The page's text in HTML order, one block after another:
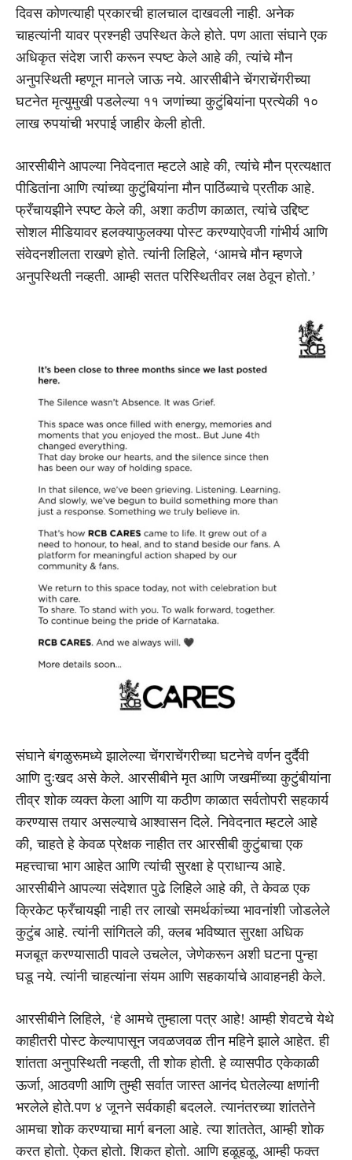
दिवस कोणत्याही प्रकारची हालचाल दाखवली नाही. अनेक
चाहत्यांनी यावर प्रश्नही उपस्थित केले होते. पण आता संघाने एक
अधिकृत संदेश जारी करून स्पष्ट केले आहे की, त्यांचे मौन
अनुपस्थिती म्हणून मानले जाऊ नये. आरसीबीने चेंगराचेंगरीच्या
घटनेत मृत्युमुखी पडलेल्या ११ जणांच्या कुटुंबियांना प्रत्येकी १०
लाख रुपयांची भरपाई जाहीर केली होती.
आरसीबीने आपल्या निवेदनात म्हटले आहे की, त्यांचे मौन प्रत्यक्षात
पीडितांना आणि त्यांच्या कुटुंबियांना मौन पाठिंब्याचे प्रतीक आहे.
फ्रँचायझीने स्पष्ट केले की, अशा कठीण काळात, त्यांचे उद्दिष्ट
सोशल मीडियावर हलक्याफुलक्या पोस्ट करण्याऐवजी गांभीर्य आणि
संवेदनशीलता राखणे होते. त्यांनी लिहिले, ‘आमचे मौन म्हणजे
अनुपस्थिती नव्हती. आम्ही सतत परिस्थितीवर लक्ष ठेवून होतो.’
संघाने बंगळुरूमध्ये झालेल्या चेंगराचेंगरीच्या घटनेचे वर्णन दुर्दैवी
आणि दुःखद असे केले. आरसीबीने मृत आणि जखमींच्या कुटुंबीयांना
तीव्र शोक व्यक्त केला आणि या कठीण काळात सर्वतोपरी सहकार्य
करण्यास तयार असल्याचे आश्वासन दिले. निवेदनात म्हटले आहे
की, चाहते हे केवळ प्रेक्षक नाहीत तर आरसीबी कुटुंबाचा एक
महत्त्वाचा भाग आहेत आणि त्यांची सुरक्षा हे प्राधान्य आहे.
आरसीबीने आपल्या संदेशात पुढे लिहिले आहे की, ते केवळ एक
क्रिकेट फ्रँचायझी नाही तर लाखो समर्थकांच्या भावनांशी जोडलेले
कुटुंब आहे. त्यांनी सांगितले की, क्लब भविष्यात सुरक्षा अधिक
मजबूत करण्यासाठी पावले उचलेल, जेणेकरून अशी घटना पुन्हा
घडू नये. त्यांनी चाहत्यांना संयम आणि सहकार्याचे आवाहनही केले.
आरसीबीने लिहिले, ‘हे आमचे तुम्हाला पत्र आहे! आम्ही शेवटचे येथे
काहीतरी पोस्ट केल्यापासून जवळजवळ तीन महिने झाले आहेत. ही
शांतता अनुपस्थिती नव्हती, ती शोक होती. हे व्यासपीठ एकेकाळी
ऊर्जा, आठवणी आणि तुम्ही सर्वात जास्त आनंद घेतलेल्या क्षणांनी
भरलेले होते.पण ४ जूनने सर्वकाही बदलले. त्यानंतरच्या शांततेने
आमचा शोक करण्याचा मार्ग बनला आहे. त्या शांततेत, आम्ही शोक
करत होतो. ऐकत होतो. शिकत होतो. आणि हळूहळू, आम्ही फक्त